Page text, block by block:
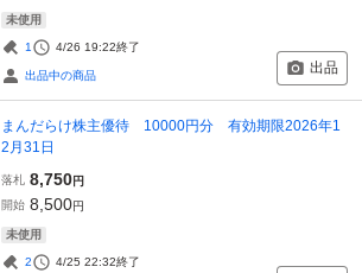
未使用
1 4/26 19:22終了
出品中の商品 出品
まんだらけ株主優待 10000円分 有効期限2026年1
2月31日
落札 8,750円
開始 8,500円
未使用
2 4/25 22:32終了